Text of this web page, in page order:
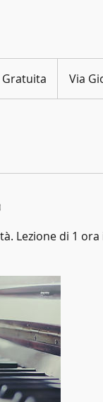
Gratuita Via
Lezione di 1